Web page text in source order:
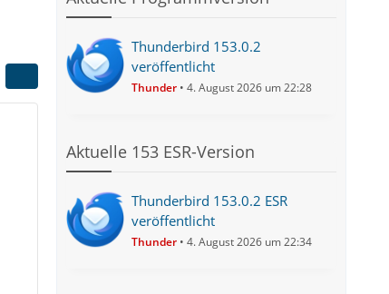
Thunderbird 153.0.2
veröffentlicht
Thunder 4. August 2026 um 22:28
Aktuelle 153 ESR-Version
Thunderbird 153.0.2 ESR
veröffentlicht
Thunder 4. August 2026 um 22:34